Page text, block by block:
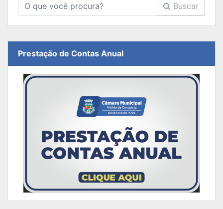
Buscar
Prestação de Contas Anual